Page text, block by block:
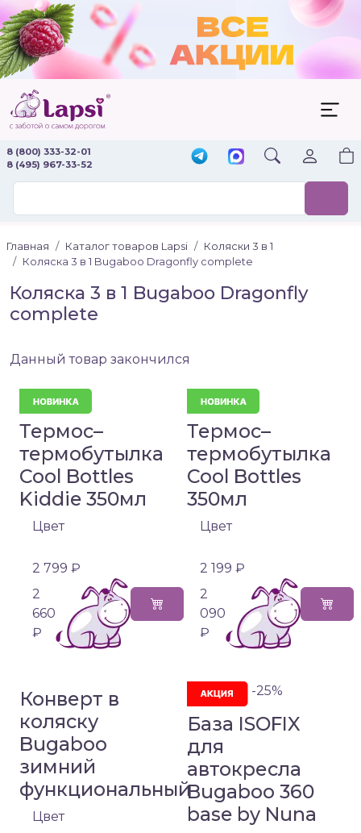
8 (800) 333-32-01
8 (495) 967-33-52
Главная Каталог товаров Lapsi
Коляски 3 в 1
Коляска 3 в 1 Bugaboo Dragonfly complete
Коляска 3 в 1 Bugaboo Dragonfly
complete
Данный товар закончился
Термос–
термобутылка
Cool Bottles
Kiddie 350мл
Цвет
2 799 ₽
2
660
₽
Термос–
термобутылка
Cool Bottles
350мл
Цвет
2 199 ₽
2
090
₽
Конверт в
коляску
Bugaboo
зимний
функциональный
Цвет
-25%
База ISOFIX
для
автокресла
Bugaboo 360
base by Nuna